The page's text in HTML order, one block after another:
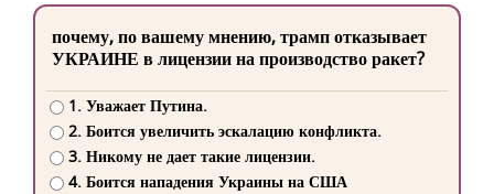
почему, по вашему мнению, трамп отказывает
УКРАИНЕ в лицензии на производство ракет?
1. Уважает Путина.
2. Боится увеличить эскалацию конфликта.
3. Никому не дает такие лицензии.
4. Боится нападения Украины на США